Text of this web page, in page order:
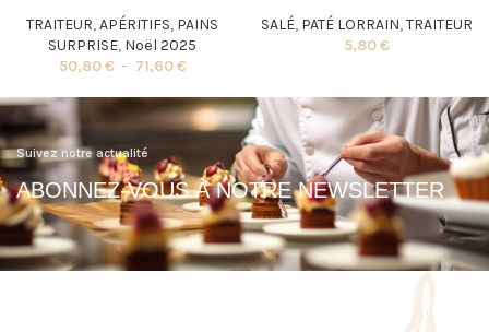
TRAITEUR,APÉRITIFS, PAINS
SURPRISE, Noël 2025
50,80€ – 71,60€
SALÉ, PATÉ LORRAIN,TRAITEUR
5,80€
Suivez notre actualité
ABONNEZ-VOUS À NOTRE NEWSLETTER